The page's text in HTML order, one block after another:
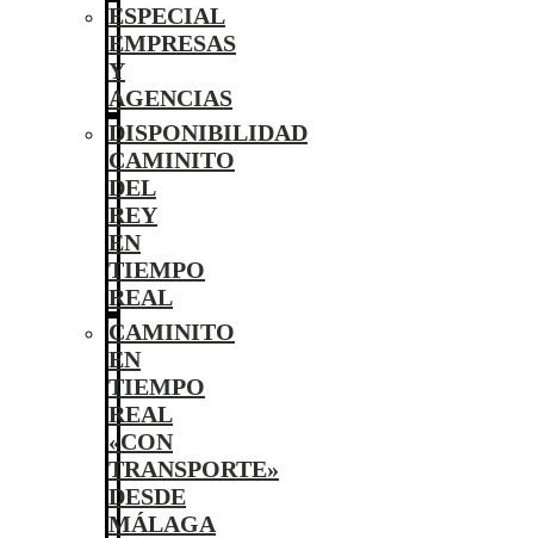
ESPECIAL
EMPRESAS
Y
AGENCIAS
DISPONIBILIDAD
CAMINITO
DEL
REY
EN
TIEMPO
REAL
CAMINITO
EN
TIEMPO
REAL
«CON
TRANSPORTE»
DESDE
MÁLAGA